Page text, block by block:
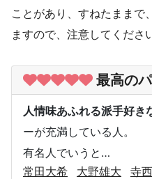
ことがあり、すねたままで
ますので、注意してくださ
最高の
人情味あふれる派手好き
ーが充満している人。
有名人でいうと…
常田大希
大野雄大 寺